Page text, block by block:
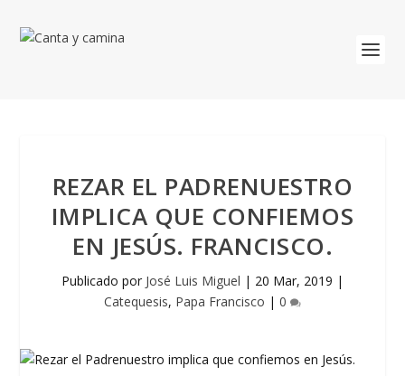
REZAR EL PADRENUESTRO
IMPLICA QUE CONFIEMOS
EN JESÚS. FRANCISCO.
Publicado por José Luis Miguel | 20 Mar, 2019 |
Catequesis, Papa Francisco | 0